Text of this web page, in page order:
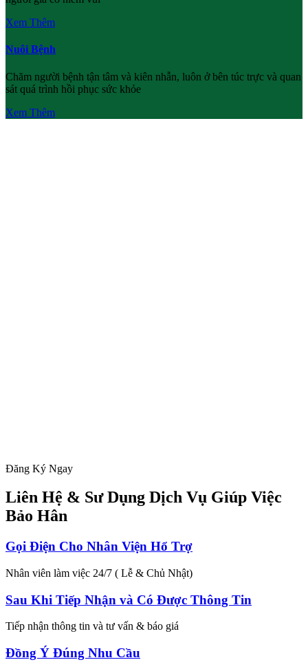
Xem Thêm
Nuôi Bệnh
Chăm người bệnh tận tâm và kiên nhẫn, luôn ở bên túc trực và quan
sát quá trình hồi phục sức khỏe
Xem Thêm
Đăng Ký Ngay
Liên Hệ & Sư Dụng Dịch Vụ Giúp Việc
Bảo Hân
Gọi Điện Cho Nhân Viện Hổ Trợ
Nhân viên làm việc 24/7 ( Lễ & Chủ Nhật)
Sau Khi Tiếp Nhận và Có Được Thông Tin
Tiếp nhận thông tin và tư vấn & báo giá
Đồng Ý Đúng Nhu Cầu